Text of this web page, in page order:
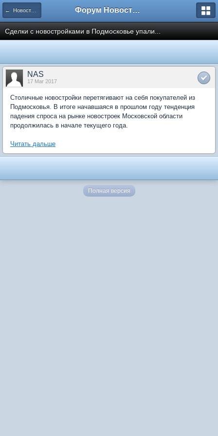
← Новости рынка недвижимости Форум Новостройки
Сделки с новостройками в Подмосковье упали...
NAS
17 Mar 2017
Столичные новостройки перетягивают на себя покупателей из
Подмосковья. В итоге начавшаяся в прошлом году тенденция
падения спроса на рынке новостроек Московской области
продолжилась в начале текущего года.
Читать дальше
Полная версия